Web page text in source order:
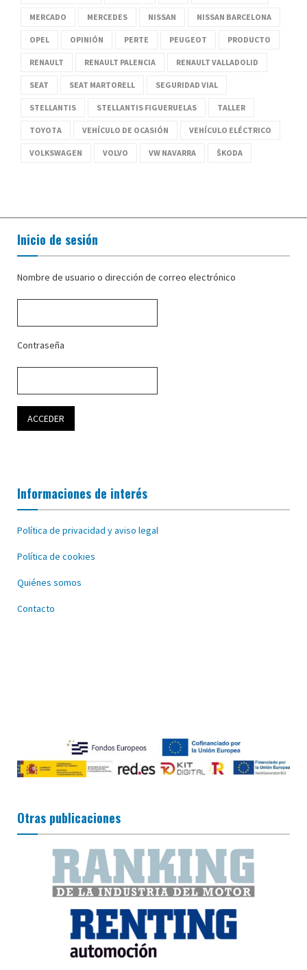
MERCADO MERCEDES NISSAN NISSAN BARCELONA
OPEL OPINIÓN PERTE PEUGEOT PRODUCTO
RENAULT RENAULT PALENCIA RENAULT VALLADOLID
SEAT SEAT MARTORELL SEGURIDAD VIAL
STELLANTIS STELLANTIS FIGUERUELAS TALLER
TOYOTA VEHÍCULO DE OCASIÓN VEHÍCULO ELÉCTRICO
VOLKSWAGEN VOLVO VW NAVARRA ŠKODA
Inicio de sesión
Nombre de usuario o dirección de correo electrónico
Contraseña
Informaciones de interés
Política de privacidad y aviso legal
Política de cookies
Quiénes somos
Contacto
Otras publicaciones